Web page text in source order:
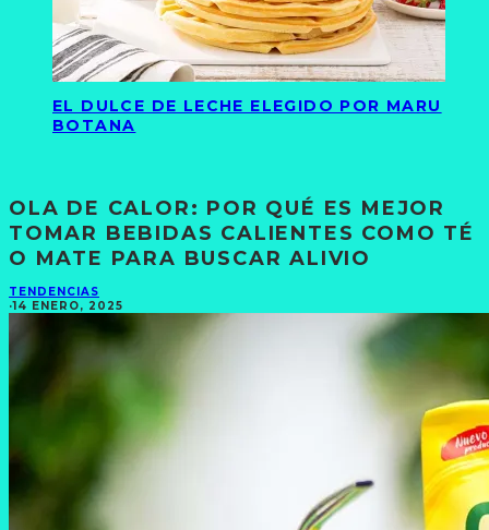
EL DULCE DE LECHE ELEGIDO POR MARU
BOTANA
OLA DE CALOR: POR QUÉ ES MEJOR
TOMAR BEBIDAS CALIENTES COMO TÉ
O MATE PARA BUSCAR ALIVIO
TENDENCIAS
·14 ENERO, 2025